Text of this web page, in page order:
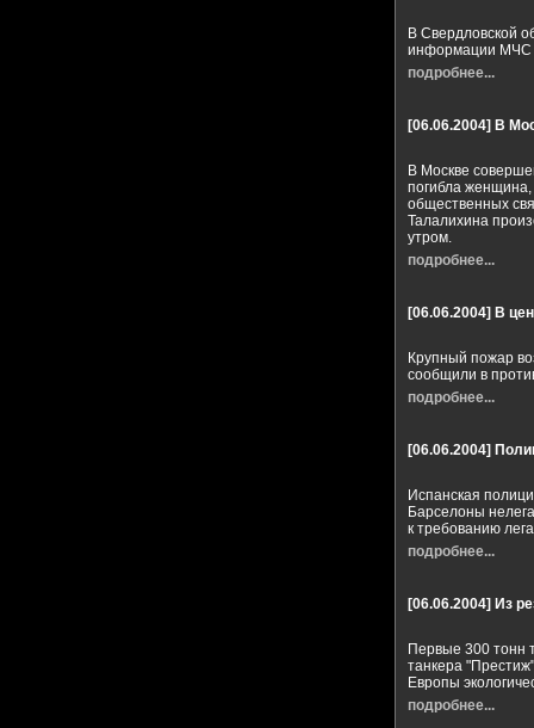
В Свердловской
информации МЧС
подробнее...
[06.06.2004] В
В Москве
погибла
общественных
Талалихина
утром.
подробнее...
[06.06.2004] В
Крупный пожар
сообщили в
подробнее...
[06.06.2004]
Испанская
Барселоны
к требованию
подробнее...
[06.06.2004] Из
Первые 300 тонн
танкера
Европы
подробнее...